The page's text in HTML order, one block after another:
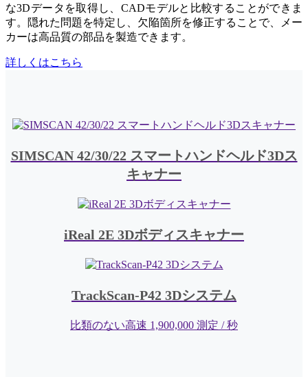
な3Dデータを取得し、CADモデルと比較することができま
す。隠れた問題を特定し、欠陥箇所を修正することで、メー
カーは高品質の部品を製造できます。
詳しくはこちら
SIMSCAN 42/30/22 スマートハンドヘルド3Dス
キャナー
iReal 2E 3Dボディスキャナー
TrackScan-P42 3Dシステム
比類のない高速 1,900,000 測定 / 秒